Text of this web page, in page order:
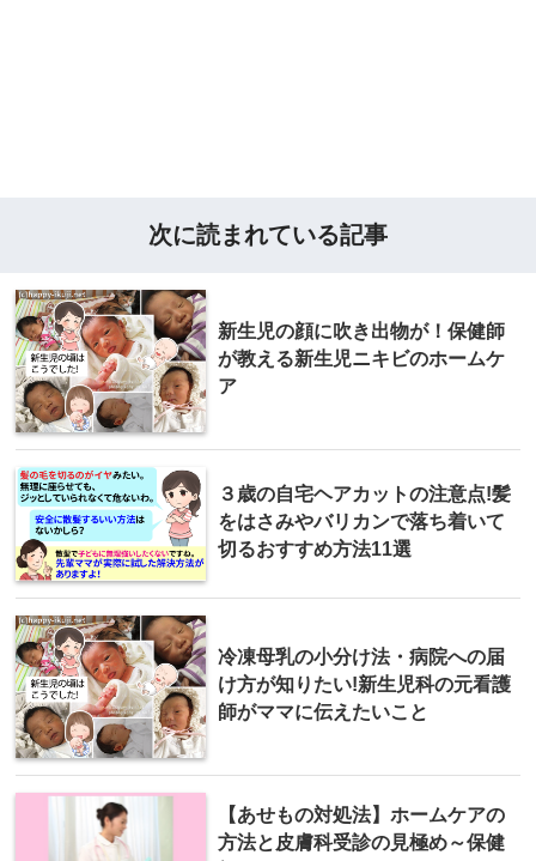
次に読まれている記事
新生児の顔に吹き出物が！保健師
が教える新生児ニキビのホームケ
ア
３歳の自宅ヘアカットの注意点!髪
をはさみやバリカンで落ち着いて
切るおすすめ方法11選
冷凍母乳の小分け法・病院への届
け方が知りたい!新生児科の元看護
師がママに伝えたいこと
【あせもの対処法】ホームケアの
方法と皮膚科受診の見極め～保健